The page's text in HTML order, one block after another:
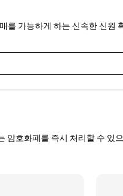
가능하게 하는 신속한 신원
호화폐를 즉시 처리할 수 있